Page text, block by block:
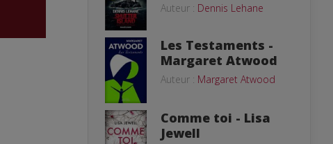
Auteur : Dennis Lehane
Les Testaments -
Margaret Atwood
Auteur : Margaret Atwood
Comme toi - Lisa
Jewell